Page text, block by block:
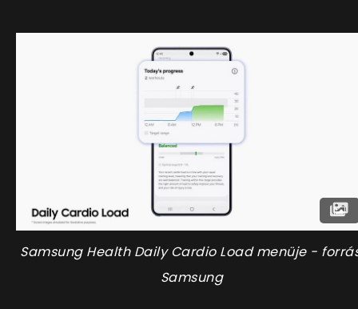
Samsung Health Daily Cardio Loadmenüje -
Samsung